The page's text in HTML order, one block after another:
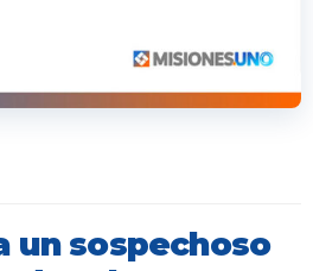
un sospechoso